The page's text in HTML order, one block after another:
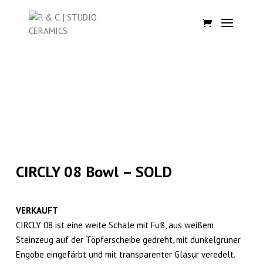
CIRCLY 08 Bowl – SOLD
VERKAUFT
CIRCLY 08 ist eine weite Schale mit Fuß, aus weißem
Steinzeug auf der Töpferscheibe gedreht, mit dunkelgrüner
Engobe eingefärbt und mit transparenter Glasur veredelt.